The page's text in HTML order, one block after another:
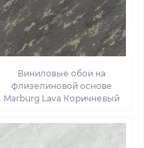
Виниловые обои на
флизелиновой основе
Marburg Lava Коричневый